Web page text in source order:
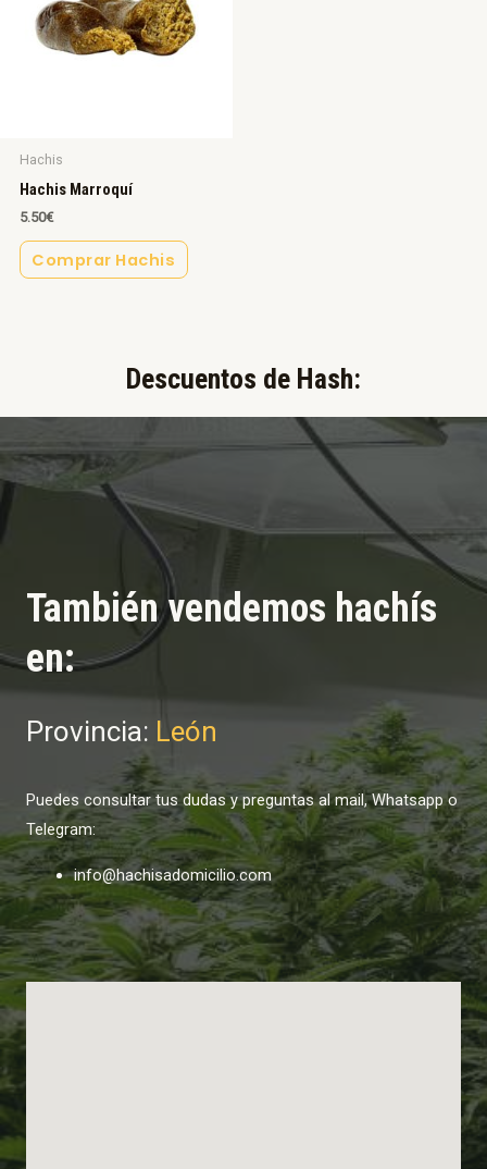
Hachis
Hachis Marroquí
5.50€
Comprar Hachis
Descuentos de Hash:​
También vendemos hachís
en:
Provincia: León
Puedes consultar tus dudas y preguntas al mail, Whatsapp o
Telegram:
info@hachisadomicilio.com